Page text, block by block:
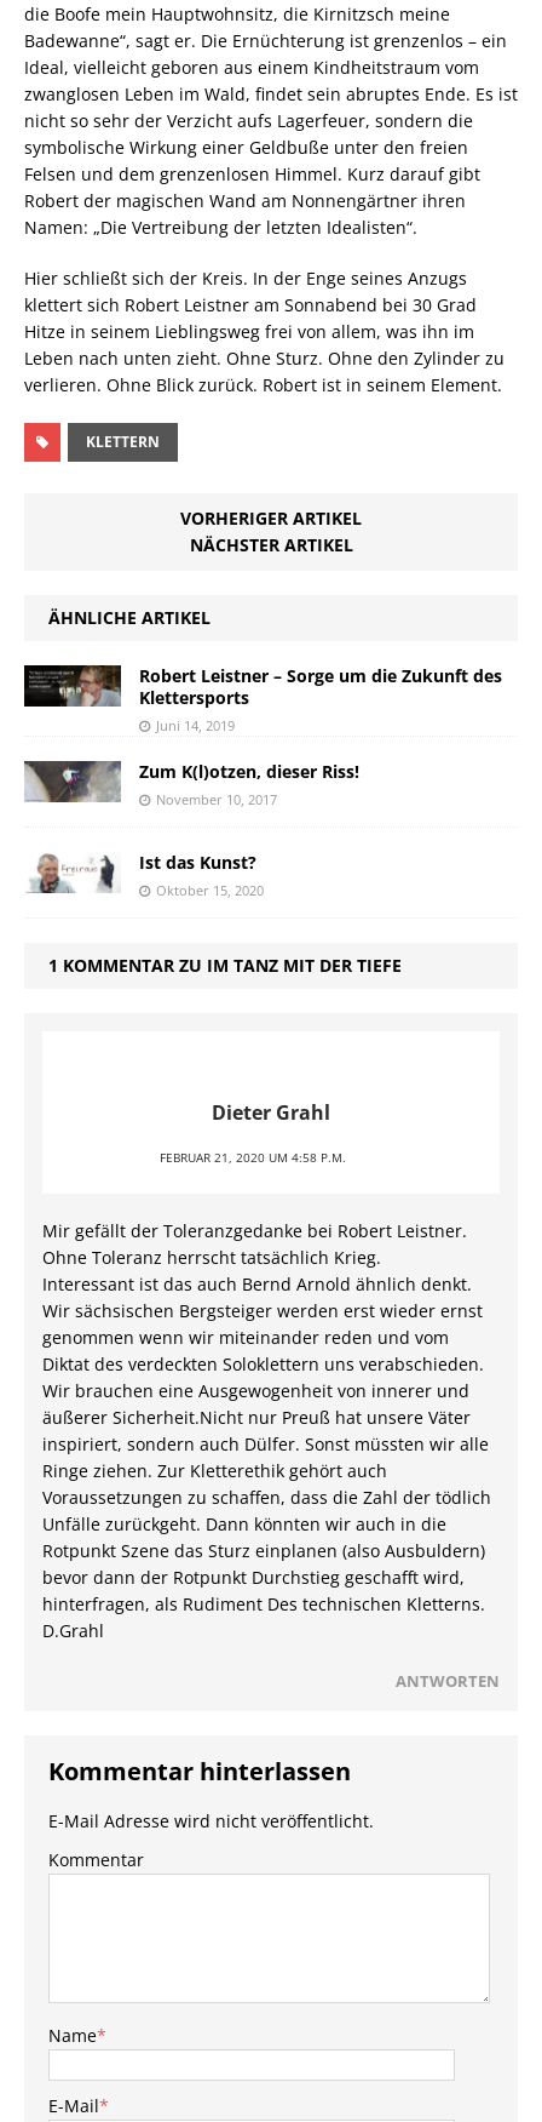
die Boofe mein Hauptwohnsitz, die Kirnitzsch meine
Badewanne“, sagt er. Die Ernüchterung ist grenzenlos – ein
Ideal, vielleicht geboren aus einem Kindheitstraum vom
zwanglosen Leben im Wald, findet sein abruptes Ende. Es ist
nicht so sehr der Verzicht aufs Lagerfeuer, sondern die
symbolische Wirkung einer Geldbuße unter den freien
Felsen und dem grenzenlosen Himmel. Kurz darauf gibt
Robert der magischen Wand am Nonnengärtner ihren
Namen: „Die Vertreibung der letzten Idealisten“.
Hier schließt sich der Kreis. In der Enge seines Anzugs
klettert sich Robert Leistner am Sonnabend bei 30 Grad
Hitze in seinem Lieblingsweg frei von allem, was ihn im
Leben nach unten zieht. Ohne Sturz. Ohne den Zylinder zu
verlieren. Ohne Blick zurück. Robert ist in seinem Element.
KLETTERN
VORHERIGER ARTIKEL
NÄCHSTER ARTIKEL
ÄHNLICHE ARTIKEL
Robert Leistner – Sorge um die Zukunft des
Klettersports
Juni 14, 2019
Zum K(l)otzen, dieser Riss!
November 10, 2017
Ist das Kunst?
Oktober 15, 2020
1 KOMMENTAR ZU IM TANZ MIT DER TIEFE
Dieter Grahl
FEBRUAR 21, 2020 UM 4:58 P.M.
Mir gefällt der Toleranzgedanke bei Robert Leistner.
Ohne Toleranz herrscht tatsächlich Krieg.
Interessant ist das auch Bernd Arnold ähnlich denkt.
Wir sächsischen Bergsteiger werden erst wieder ernst
genommen wenn wir miteinander reden und vom
Diktat des verdeckten Soloklettern uns verabschieden.
Wir brauchen eine Ausgewogenheit von innerer und
äußerer Sicherheit.Nicht nur Preuß hat unsere Väter
inspiriert, sondern auch Dülfer. Sonst müssten wir alle
Ringe ziehen. Zur Kletterethik gehört auch
Voraussetzungen zu schaffen, dass die Zahl der tödlich
Unfälle zurückgeht. Dann könnten wir auch in die
Rotpunkt Szene das Sturz einplanen (also Ausbuldern)
bevor dann der Rotpunkt Durchstieg geschafft wird,
hinterfragen, als Rudiment Des technischen Kletterns.
D.Grahl
ANTWORTEN
Kommentar hinterlassen
E-Mail Adresse wird nicht veröffentlicht.
Kommentar
Name*
E-Mail*